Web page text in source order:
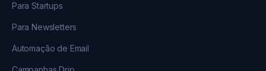
Para Startups
Para Newsletters
Automação de Email